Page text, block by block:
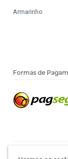
Armarinho
Formas de